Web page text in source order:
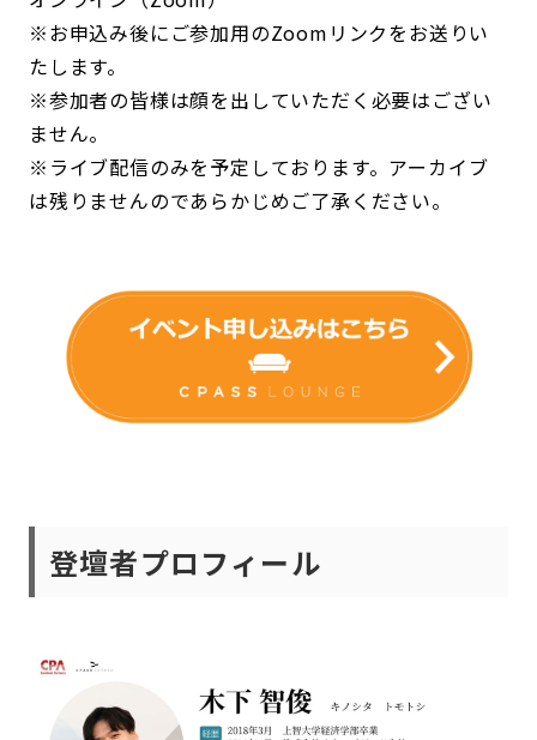
※お申込み後にご参加用のZoomリンクをお送りい
たします。
※参加者の皆様は顔を出していただく必要はござい
ません。
※ライブ配信のみを予定しております。アーカイブ
は残りませんのであらかじめご了承ください。
登壇者プロフィール